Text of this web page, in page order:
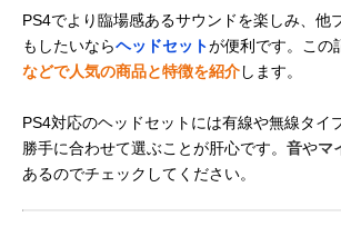
PS4でより臨場感あるサウンドを楽しみ、他
もしたいならヘッドセットが便利です。この
などで人気の商品と特徴を紹介します。
PS4対応のヘッドセットには有線や無線タイ
勝手に合わせて選ぶことが肝心です。 音やマ
あるのでチェックしてください。